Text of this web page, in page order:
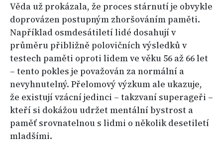
Věda už prokázala, že proces stárnutí je obvykle
doprovázen postupným zhoršováním paměti.
Například osmdesátiletí lidé dosahují v
průměru přibližně polovičních výsledků v
testech paměti oproti lidem ve věku 56 až 66 let
– tento pokles je považován za normální a
nevyhnutelný. Přelomový výzkum ale ukazuje,
že existují vzácní jedinci – takzvaní superageři –
kteří si dokážou udržet mentální bystrost a
paměť srovnatelnou s lidmi o několik desetiletí
mladšími.